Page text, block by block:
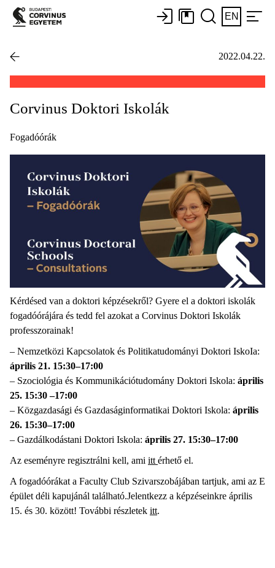
EN
2022.04.22.
Corvinus Doktori Iskolák
Fogadóórák
Kérdésed van a doktori képzésekről? Gyere el a doktori iskolák
fogadóórájára és tedd fel azokat a Corvinus Doktori Iskolák
professzorainak!
– Nemzetközi Kapcsolatok és Politikatudományi Doktori IskoIa:
április 21. 15:30–17:00
– Szociológia és Kommunikációtudomány Doktori Iskola: április
25. 15:30 –17:00
– Közgazdasági és Gazdaságinformatikai Doktori Iskola: április
26. 15:30–17:00
– Gazdálkodástani Doktori Iskola: április 27. 15:30–17:00
Az eseményre regisztrálni kell, ami itt érhető el.
A fogadóórákat a Faculty Club Szivarszobájában tartjuk, ami az E
épület déli kapujánál található.Jelentkezz a képzéseinkre április
15. és 30. között! További részletek itt.